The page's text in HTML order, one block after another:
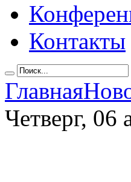
Контакты
Главная
Четверг, 06